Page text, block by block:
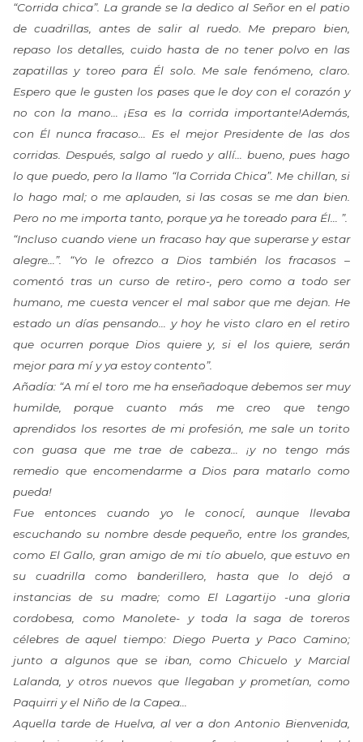
“Corrida chica”. La grande se la dedico al Señor en el patio
de cuadrillas, antes de salir al ruedo. Me preparo bien,
repaso los detalles, cuido hasta de no tener polvo en las
zapatillas y toreo para Él solo. Me sale fenómeno, claro.
Espero que le gusten los pases que le doy con el corazón y
no con la mano… ¡Esa es la corrida importante!Además,
con Él nunca fracaso… Es el mejor Presidente de las dos
corridas. Después, salgo al ruedo y allí… bueno, pues hago
lo que puedo, pero la llamo “la Corrida Chica”. Me chillan, si
lo hago mal; o me aplauden, si las cosas se me dan bien.
Pero no me importa tanto, porque ya he toreado para Él… ”.
“Incluso cuando viene un fracaso hay que superarse y estar
alegre…”. “Yo le ofrezco a Dios también los fracasos –
comentó tras un curso de retiro-, pero como a todo ser
humano, me cuesta vencer el mal sabor que me dejan. He
estado un días pensando… y hoy he visto claro en el retiro
que ocurren porque Dios quiere y, si el los quiere, serán
mejor para mí y ya estoy contento”.
Añadía: “A mí el toro me ha enseñadoque debemos ser muy
humilde, porque cuanto más me creo que tengo
aprendidos los resortes de mi profesión, me sale un torito
con guasa que me trae de cabeza… ¡y no tengo más
remedio que encomendarme a Dios para matarlo como
pueda!
Fue entonces cuando yo le conocí, aunque llevaba
escuchando su nombre desde pequeño, entre los grandes,
como El Gallo, gran amigo de mi tío abuelo, que estuvo en
su cuadrilla como banderillero, hasta que lo dejó a
instancias de su madre; como El Lagartijo -una gloria
cordobesa, como Manolete- y toda la saga de toreros
célebres de aquel tiempo: Diego Puerta y Paco Camino;
junto a algunos que se iban, como Chicuelo y Marcial
Lalanda, y otros nuevos que llegaban y prometían, como
Paquirri y el Niño de la Capea…
Aquella tarde de Huelva, al ver a don Antonio Bienvenida,